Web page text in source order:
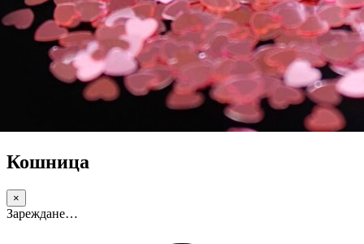
Кошница
×
Зареждане…